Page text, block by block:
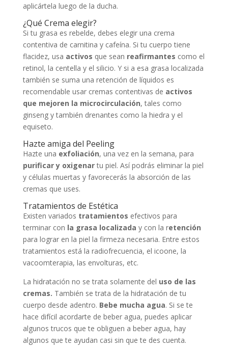
aplicártela luego de la ducha.
¿Qué Crema elegir?
Si tu grasa es rebelde, debes elegir una crema
contentiva de carnitina y cafeína. Si tu cuerpo tiene
flacidez, usa activos que sean reafirmantes como el
retinol, la centella y el silicio. Y si a esa grasa localizada
también se suma una retención de líquidos es
recomendable usar cremas contentivas de activos
que mejoren la microcirculación, tales como
ginseng y también drenantes como la hiedra y el
equiseto.
Hazte amiga del Peeling
Hazte una exfoliación, una vez en la semana, para
purificar y oxigenartu piel. Así podrás eliminar la piel
y células muertas y favorecerás la absorción de las
cremas que uses.
Tratamientos de Estética
Existen variados tratamientos efectivos para
terminar con la grasa localizada y con la retención
para lograr en la piel la firmeza necesaria. Entre estos
tratamientos está la radiofrecuencia, el icoone, la
vacoomterapia, las envolturas, etc.
La hidratación no se trata solamente del uso de las
cremas. También se trata de la hidratación de tu
cuerpo desde adentro. Bebe mucha agua. Si se te
hace difícil acordarte de beber agua, puedes aplicar
algunos trucos que te obliguen a beber agua, hay
algunos que te ayudan casi sin que te des cuenta.